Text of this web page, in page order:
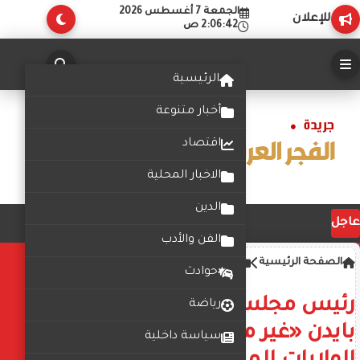
للإعلان
الجمعة 7 أغسطس 2026
2:06:42 ص
الرئيسية
أخبار متنوعة
اقتصاد
الاخبار المحلية
الدين
الفن والأدب
حوادث
رياضة
سياسة داخلية
عاجل
الصفحة الرئيسية
رئيس مجلس النواب الأمريكي:
بايدن «غير مناسب» لقيادة